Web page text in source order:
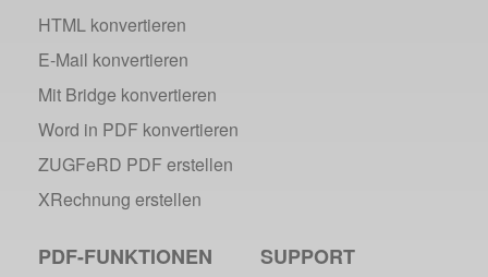
HTML konvertieren
E-Mail konvertieren
Mit Bridge konvertieren
Word in PDF konvertieren
ZUGFeRD PDF erstellen
XRechnung erstellen
PDF-FUNKTIONEN SUPPORT